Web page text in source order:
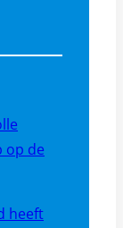
op de
heeft